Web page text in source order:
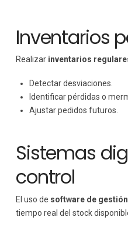
Inventarios
Realizarinventarios
Detectar desviaciones.
Identificar pérdidas o
Ajustar pedidos futuros.
Sistemas
control
El uso de software de gestión
tiempo real del stock